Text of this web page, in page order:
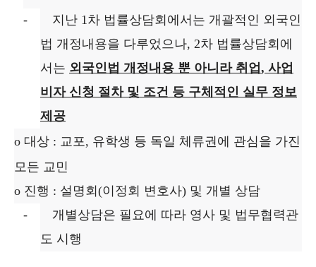
- 지난 1차 법률상담회에서는 개괄적인 외국인
법 개정내용을 다루었으나, 2차 법률상담회에
서는 외국인법 개정내용 뿐 아니라 취업 , 사업
비자 신청 절차 및 조건 등 구체적인 실무 정보
제공
o 대상 : 교포, 유학생 등 독일 체류권에 관심을 가진
모든 교민
o 진행 : 설명회 (이정회 변호사) 및 개별 상담
-
개별상담은 필요에 따라 영사 및 법무협력관
도 시행